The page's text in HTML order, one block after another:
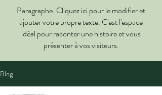
Paragraphe. Cliquez ici pour le modifier et
ajouter votre propre texte. C'est l'espace
idéal pour raconter une histoire et vous
présenter à vos visiteurs.
Blog